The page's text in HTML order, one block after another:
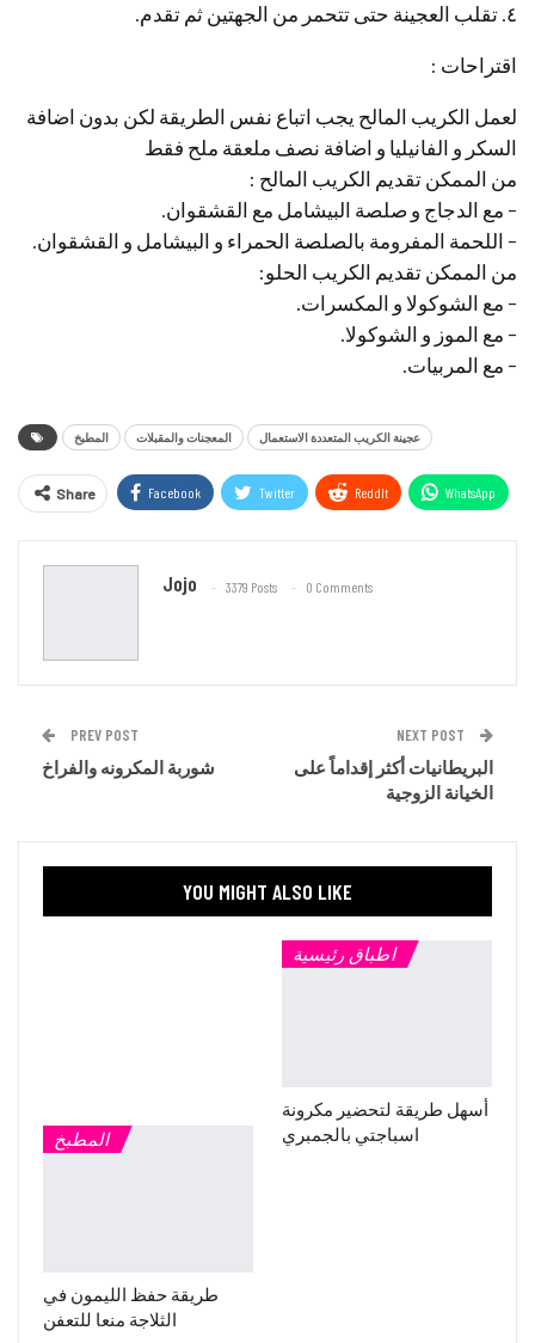
٤. تقلب العجينة حتى تتحمر من الجهتين ثم تقدم.
اقتراحات :
لعمل الكريب المالح يجب اتباع نفس الطريقة لكن بدون اضافة
السكر و الفانيليا و اضافة نصف ملعقة ملح فقط
من الممكن تقديم الكريب المالح :
– مع الدجاج و صلصة البيشامل مع القشقوان.
– اللحمة المفرومة بالصلصة الحمراء و البيشامل و القشقوان.
من الممكن تقديم الكريب الحلو:
– مع الشوكولا و المكسرات.
– مع الموز و الشوكولا.
– مع المربيات.
المطبخ المعجنات والمقبلات عجينة الكريب المتعددة الاستعمال
Share Facebook Twitter ReddIt WhatsApp
Jojo 3379 Posts 0 Comments
PREV POST
شوربة المكرونه والفراخ
NEXT POST
البريطانيات أكثر إقداماً على
الخيانة الزوجية
YOU MIGHT ALSO LIKE
المطبخ
طريقة حفظ الليمون في
الثلاجة منعا للتعفن
اطباق رئيسية
أسهل طريقة لتحضير مكرونة
اسباجتي بالجمبري